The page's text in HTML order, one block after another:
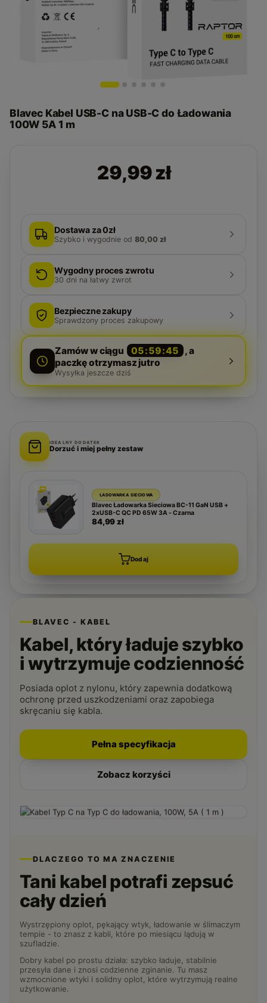
Blavec Kabel USB-C na USB-C do Ładowania
100W 5A 1 m
29,99 zł
Dostawa za 0zł
Szybko i wygodnie od 80,00 zł
Wygodny proces zwrotu
30 dni na łatwy zwrot
Bezpieczne zakupy
Sprawdzony proces zakupowy
Zamów w ciągu 05:59:44
, a
paczkę otrzymasz jutro
Wysyłka jeszcze dziś
IDEALNY DODATEK
Dorzuć i miej pełny zestaw
ŁADOWARKA SIECIOWA
Blavec Ładowarka Sieciowa BC-11 GaN USB +
2xUSB-C QC PD 65W 3A - Czarna
84,99 zł
Dodaj
BLAVEC - KABEL
Kabel, który ładuje szybko
i wytrzymuje codzienność
Posiada oplot z nylonu, który zapewnia dodatkową
ochronę przed uszkodzeniami oraz zapobiega
skręcaniu się kabla.
Pełna specyfikacja
Zobacz korzyści
DLACZEGO TO MA ZNACZENIE
Tani kabel potrafi zepsuć
cały dzień
Wystrzępiony oplot, pękający wtyk, ładowanie w ślimaczym
tempie - to znasz z kabli, które po miesiącu lądują w
szufladzie.
Dobry kabel po prostu działa: szybko ładuje, stabilnie
przesyła dane i znosi codzienne zginanie. Tu masz
wzmocnione wtyki i solidny oplot, które wytrzymują realne
użytkowanie.